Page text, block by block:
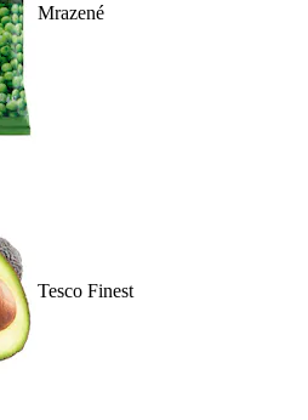
Mrazené
Tesco Finest